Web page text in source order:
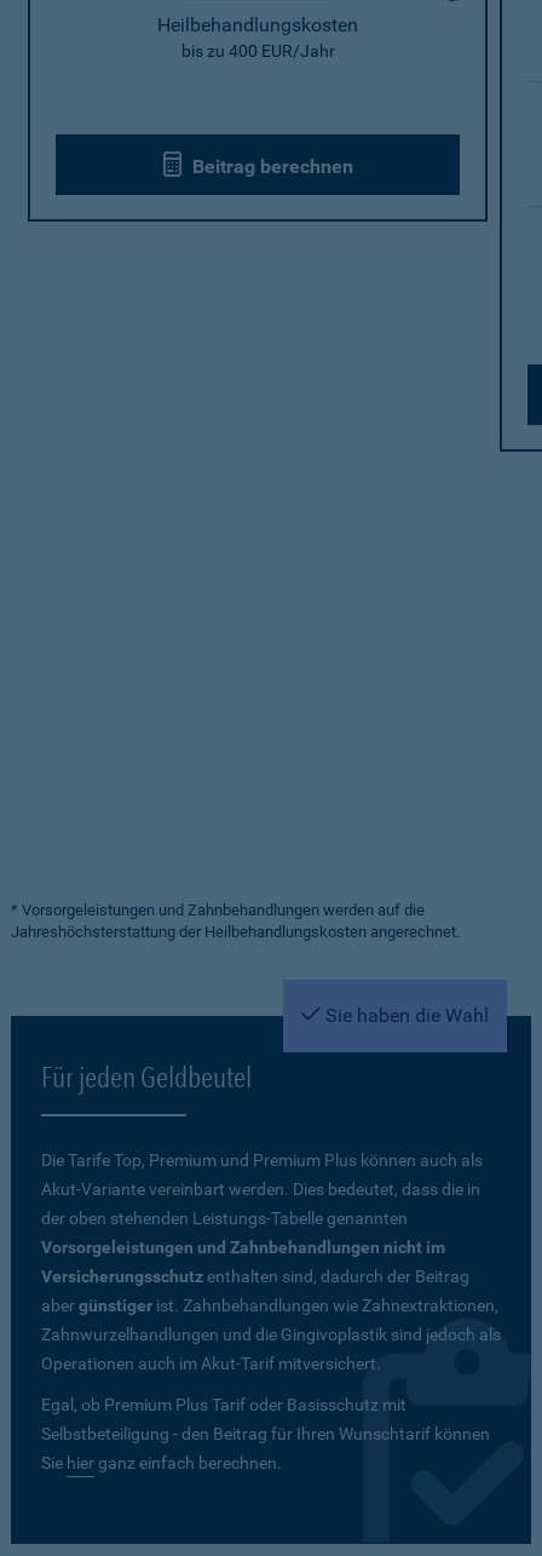
Heilbehandlungskosten
bis zu 400 EUR/Jahr
Beitrag berechnen
* Vorsorgeleistungen und Zahnbehandlungen werden auf die
Jahreshöchsterstattung der Heilbehandlungskosten angerechnet.
Sie haben die Wahl
Für jeden Geldbeutel
Die Tarife Top, Premium und Premium Plus können auch als
Akut-Variante vereinbart werden. Dies bedeutet, dass die in
der oben stehenden Leistungs-Tabelle genannten
Vorsorgeleistungen und Zahnbehandlungen nicht im
Versicherungsschutzenthalten sind, dadurch der Beitrag
abergünstiger ist. Zahnbehandlungen wie Zahnextraktionen,
Zahnwurzelhandlungen und die Gingivoplastik sind jedoch als
Operationen auch im Akut-Tarif mitversichert.
Egal, ob Premium Plus Tarif oder Basisschutz mit
Selbstbeteiligung - den Beitrag für Ihren Wunschtarif können
Sie hierganz einfach berechnen.